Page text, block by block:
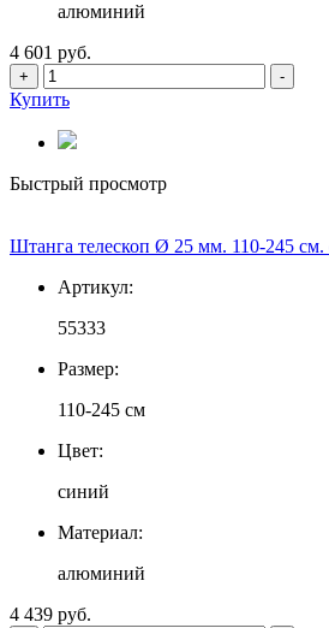
алюминий
4 601 руб.
+ -
Купить
Быстрый просмотр
Штанга телескоп Ø 25 мм. 110-245
Артикул:
55333
Размер:
110-245 см
Цвет:
синий
Материал:
алюминий
4 439 руб.